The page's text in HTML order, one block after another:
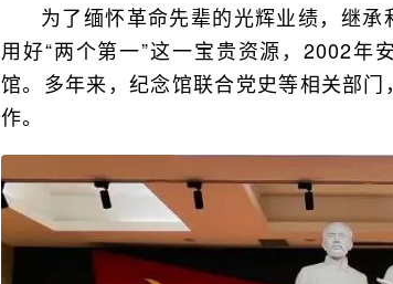
为了缅怀革命先辈的光辉业绩，继
用好“两个第一”这一宝贵资源，2002年
馆。多年来，纪念馆联合党史等相关部
作。